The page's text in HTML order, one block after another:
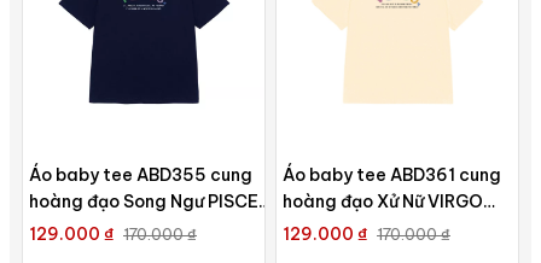
Áo baby tee ABD355 cung
hoàng đạo Song Ngư PISCES
Miucho cotton cổ tròn in
129.000 ₫ 170.000 ₫
Áo baby tee ABD361 cung
hoàng đạo Xử Nữ VIRGO
Miucho cotton cổ tròn in
129.000 ₫ 170.000 ₫